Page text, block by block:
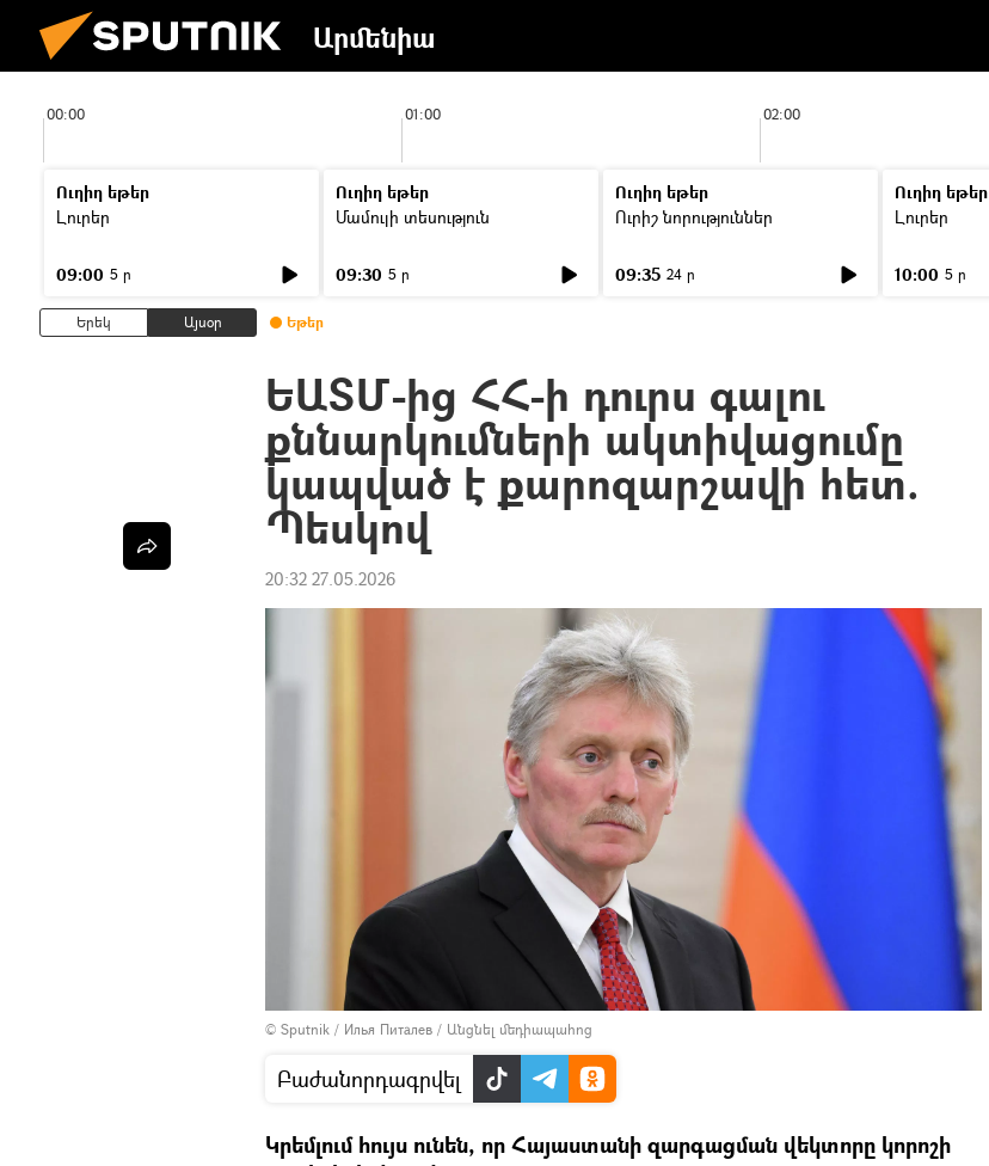
Արմենիա
00:00 01:00 02:00
Ուղիղ եթեր
Լուրեր
09:00 5 ր
Ուղիղ եթեր
Մամուլի տեսություն
09:30 5 ր
Ուղիղ եթեր
Ուրիշ նորություններ
09:35 24 ր
Ուղիղ եթեր
Լուրեր
10:00 5 ր
Երեկ Այսօր Եթեր
ԵԱՏՄ-ից ՀՀ-ի դուրս գալու
քննարկումների ակտիվացումը
կապված է քարոզարշավի հետ.
Պեսկով
20:32 27.05.2026
© Sputnik / Илья Питалев / Անցնել մեդիապահոց
Բաժանորդագրվել
Կրեմլում հույս ունեն, որ Հայաստանի զարգացման վեկտորը կորոշի